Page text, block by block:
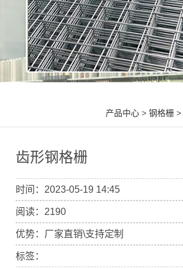
产品中心 > 钢格栅 >
齿形钢格栅
时间：2023-05-19 14:45
阅读：2190
优势：厂家直销\支持定制
标签：